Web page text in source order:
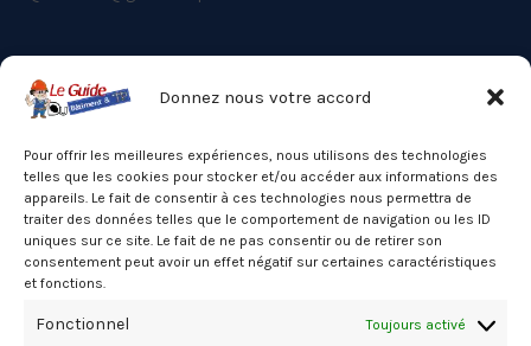
Donnez nous votre accord
Pour offrir les meilleures expériences, nous utilisons des technologies
telles que les cookies pour stocker et/ou accéder aux informations des
appareils. Le fait de consentir à ces technologies nous permettra de
traiter des données telles que le comportement de navigation ou les ID
uniques sur ce site. Le fait de ne pas consentir ou de retirer son
consentement peut avoir un effet négatif sur certaines caractéristiques
et fonctions.
Fonctionnel Toujours activé
ACCES RAPIDE
Actualités du BTP
Annuaire
Besoin d’un professionnel ?
Mentions légales